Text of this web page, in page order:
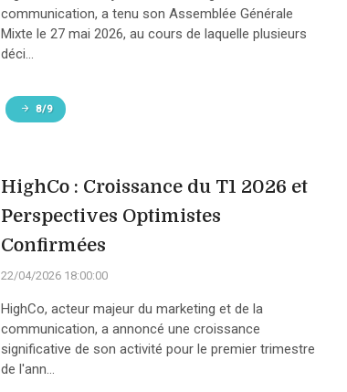
communication, a tenu son Assemblée Générale
Mixte le 27 mai 2026, au cours de laquelle plusieurs
déci...
8/9
HighCo : Croissance du T1 2026 et
Perspectives Optimistes
Confirmées
22/04/2026 18:00:00
HighCo, acteur majeur du marketing et de la
communication, a annoncé une croissance
significative de son activité pour le premier trimestre
de l'ann...